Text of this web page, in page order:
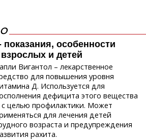
показания, особенности
и детей
Вигантол – лекарственное
для повышения уровня
Д. Используется для
дефицита этого вещества
целью профилактики. Может
для лечения детей
возраста и предупреждения
рахита.